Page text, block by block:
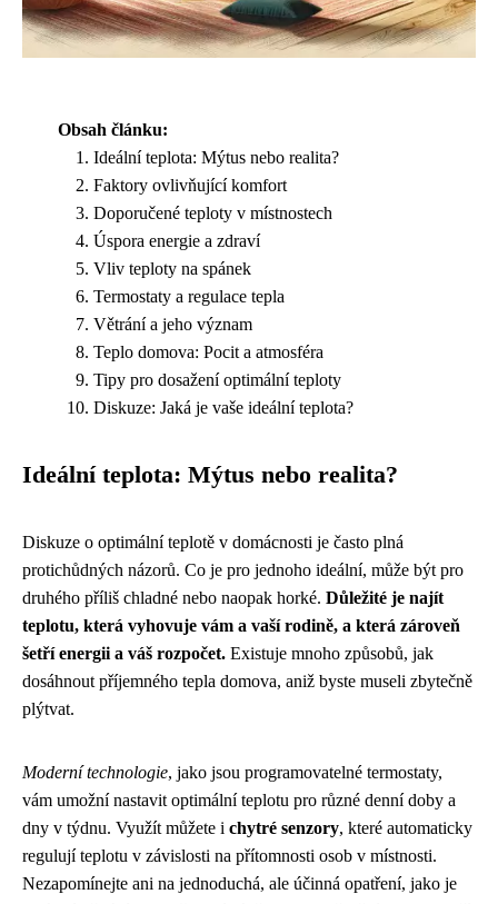
Obsah článku:
Ideální teplota: Mýtus nebo realita?
Faktory ovlivňující komfort
Doporučené teploty v místnostech
Úspora energie a zdraví
Vliv teploty na spánek
Termostaty a regulace tepla
Větrání a jeho význam
Teplo domova: Pocit a atmosféra
Tipy pro dosažení optimální teploty
Diskuze: Jaká je vaše ideální teplota?
Ideální teplota: Mýtus nebo realita?
Diskuze o optimální teplotě v domácnosti je často plná
protichůdných názorů. Co je pro jednoho ideální, může být pro
druhého příliš chladné nebo naopak horké. Důležité je najít
teplotu, která vyhovuje vám a vaší rodině, a která zároveň
šetří energii a váš rozpočet. Existuje mnoho způsobů, jak
dosáhnout příjemného tepla domova, aniž byste museli zbytečně
plýtvat.
Moderní technologie, jako jsou programovatelné termostaty,
vám umožní nastavit optimální teplotu pro různé denní doby a
dny v týdnu. Využít můžete i chytré senzory, které automaticky
regulují teplotu v závislosti na přítomnosti osob v místnosti.
Nezapomínejte ani na jednoduchá, ale účinná opatření, jako je